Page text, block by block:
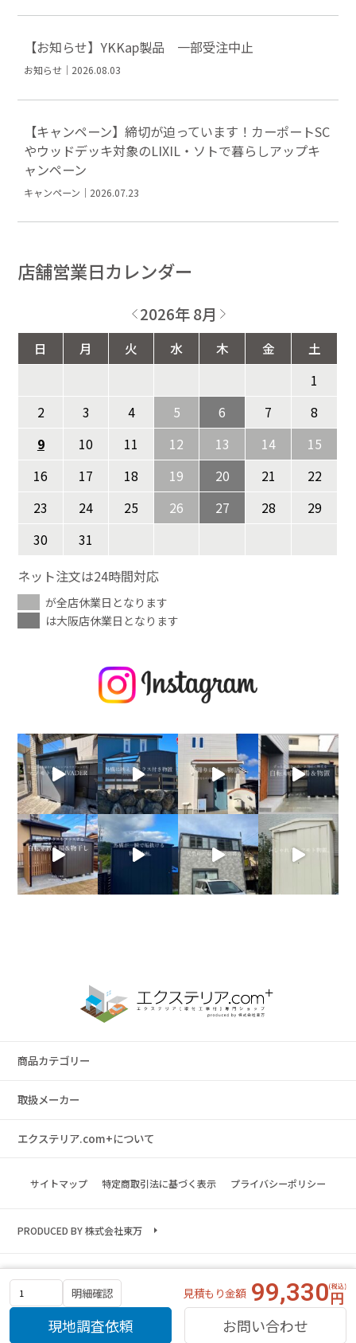
明細確認 見積もり金額 99,330
現地調査依頼 お問い合わせ
【お知らせ】YKKap製品 一部受注中止
お知らせ｜2026.08.03
【キャンペーン】締切が迫っています！カーポートSC
やウッドデッキ対象のLIXIL・ソトで暮らしアップキ
ャンペーン
キャンペーン｜2026.07.23
店舗営業日カレンダー
2026年 8月
日 月 火 水 木 金
土
1
2
3 4 5 6 7
8
9
10 11 12 13 14
15
16
17 18 19 20 21
22
23
24 25 26 27 28
29
30
31
ネット注文は24時間対応
が全店休業日となります
は大阪店休業日となります
商品カテゴリー
取扱メーカー
エクステリア.com+について
サイトマップ 特定商取引法に基づく表示 プライバシーポリシー
PRODUCED BY 株式会社東万
Copyright © 2023 exterior.com All rights reserved.